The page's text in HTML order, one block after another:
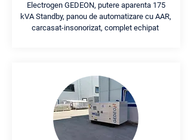
Electrogen GEDEON, putere aparenta 175
kVA Standby, panou de automatizare cu AAR,
carcasat-insonorizat, complet echipat